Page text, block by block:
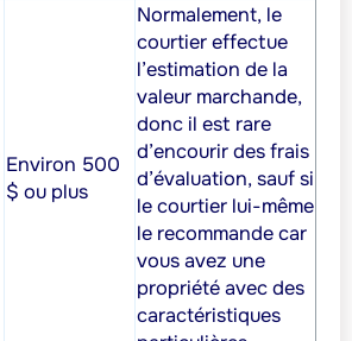
Environ 500
$ ou plus
Normalement, le
courtier effectue
l’estimation de la
valeur marchande,
donc il est rare
d’encourir des frais
d’évaluation, sauf si
le courtier lui-même
le recommande car
vous avez une
propriété avec des
caractéristiques